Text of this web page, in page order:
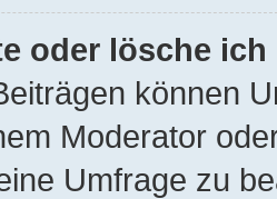
oder lösche
können
Moderator
Umfrage zu